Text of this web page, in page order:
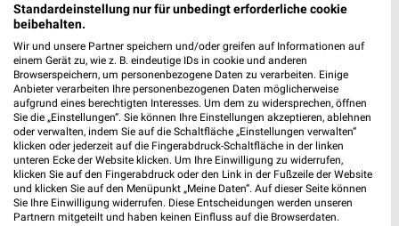
MEHR PROSPEKTE
weekli - Prospekte & Angebote App
Alle EDEKA Angebote immer griffbereit – mit der kostenlosen
weekli App für iOS & Android.
Standardeinstellung nur für unbedingt erforderliche cookie
beibehalten.
Wir und unsere Partner speichern und/oder greifen auf Informationen auf
einem Gerät zu, wie z. B. eindeutige IDs in cookie und anderen
Browserspeichern, um personenbezogene Daten zu verarbeiten. Einige
Anbieter verarbeiten Ihre personenbezogenen Daten möglicherweise
aufgrund eines berechtigten Interesses. Um dem zu widersprechen, öffnen
Sie die „Einstellungen“. Sie können Ihre Einstellungen akzeptieren, ablehnen
oder verwalten, indem Sie auf die Schaltfläche „Einstellungen verwalten“
klicken oder jederzeit auf die Fingerabdruck-Schaltfläche in der linken
unteren Ecke der Website klicken. Um Ihre Einwilligung zu widerrufen,
klicken Sie auf den Fingerabdruck oder den Link in der Fußzeile der Website
und klicken Sie auf den Menüpunkt „Meine Daten“. Auf dieser Seite können
Sie Ihre Einwilligung widerrufen. Diese Entscheidungen werden unseren
Partnern mitgeteilt und haben keinen Einfluss auf die Browserdaten.